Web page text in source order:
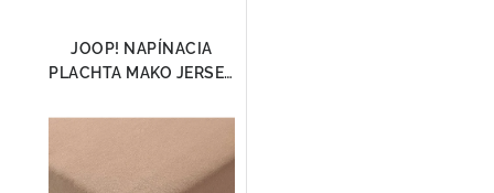
JOOP! NAPÍNACIA
PLACHTA MAKO JERSEY